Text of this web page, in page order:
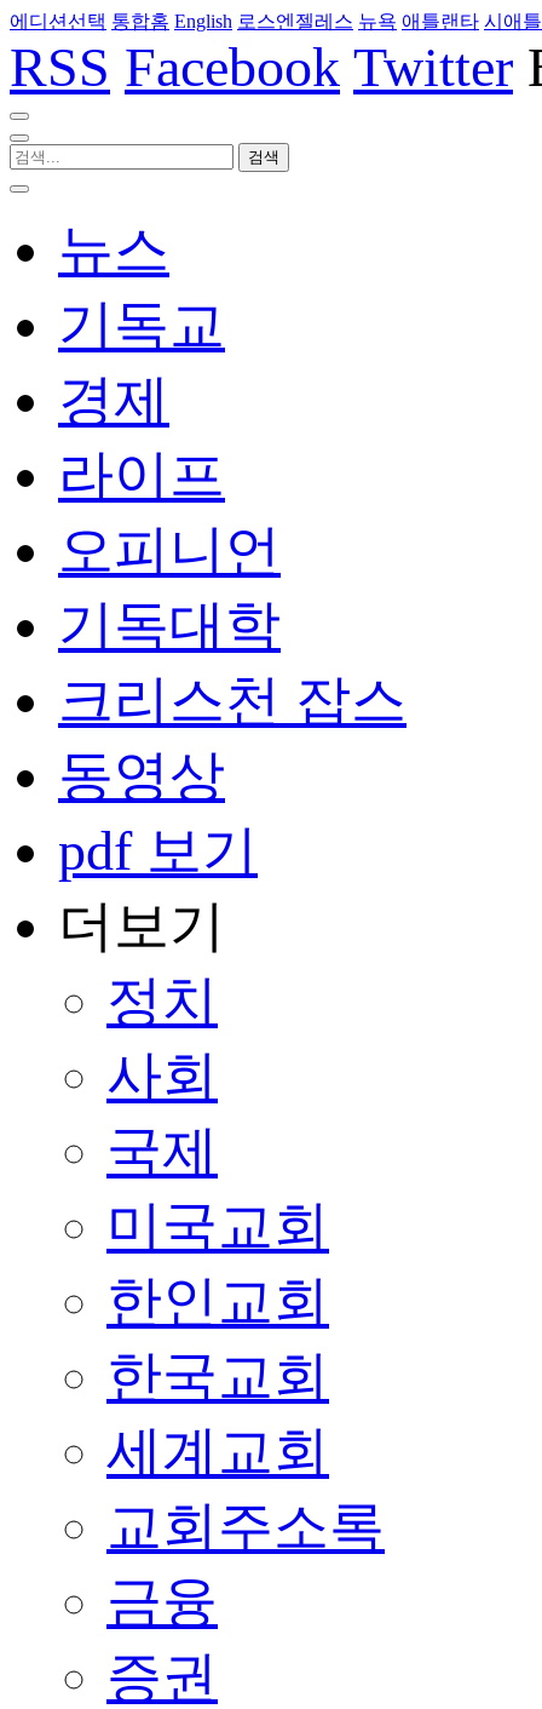
에디션선택 통합홈 English 로스엔젤레스 뉴욕 애틀랜타 시애틀
RSS Facebook Twitter
뉴스
기독교
경제
라이프
오피니언
기독대학
크리스천 잡스
동영상
pdf 보기
더보기
정치
사회
국제
미국교회
한인교회
한국교회
세계교회
교회주소록
금융
증권